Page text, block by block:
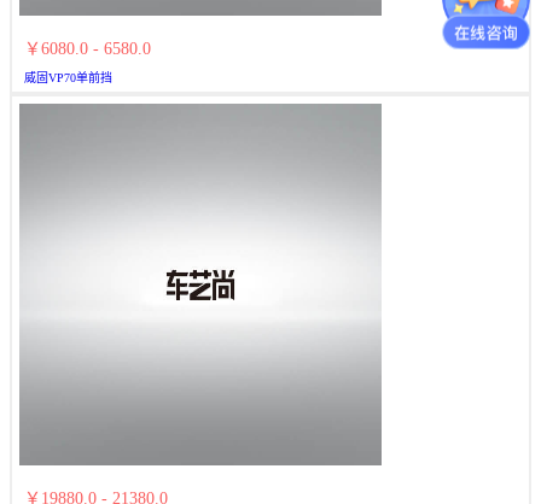
￥6080.0 - 6580.0
威固VP70单前挡
￥19880.0 - 21380.0